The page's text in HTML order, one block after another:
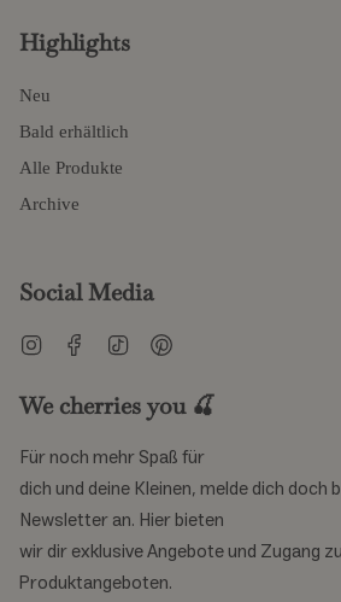
Highlights
Neu
Bald erhältlich
Alle Produkte
Archive
Social Media
InstagramFacebook
TikTok
We cherries you 🍒
Für noch mehr Spaß für
dich und deine Kleinen, melde dich doch
Newsletter an. Hier bieten
wir dir exklusive Angebote und Zugang
Produktangeboten.